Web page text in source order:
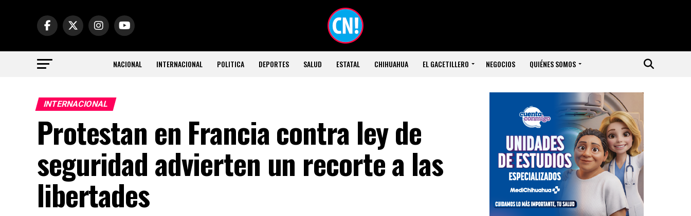
NACIONAL INTERNACIONAL POLITICA DEPORTES SALUD ESTATAL CHIHUAHUA EL GACETILLERO NEGOCIOS QUIÉNES SOMOS
INTERNACIONAL
Protestan en Francia contra ley de
seguridad advierten un recorte a las
libertades